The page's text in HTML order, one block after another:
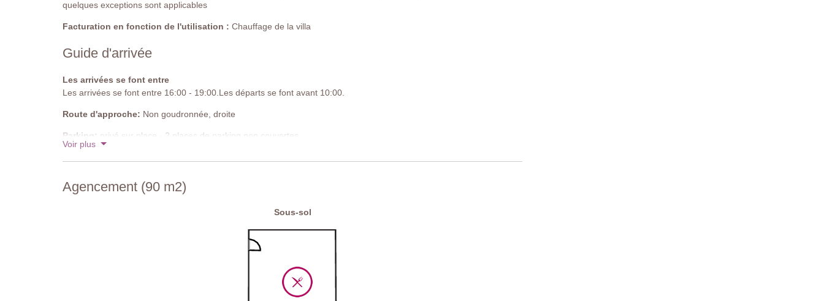
Distance de la villa : 30 mètres
quelques exceptions sont applicables
Facturation en fonction de l'utilisation : Chauffage de la villa
Guide d'arrivée
Les arrivées se font entre
Les arrivées se font entre 16:00 - 19:00.Les départs se font avant 10:00.
Route d'approche: Non goudronnée, droite
Parking: privé sur place - 2 places de parking non couvertes
Voir plus
Agencement (90 m2)
Sous-sol